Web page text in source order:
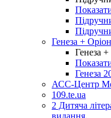
Генеза +
Генеза
Генеза
АСС-Центр
109.te.ua
2 Дитяча
видання.